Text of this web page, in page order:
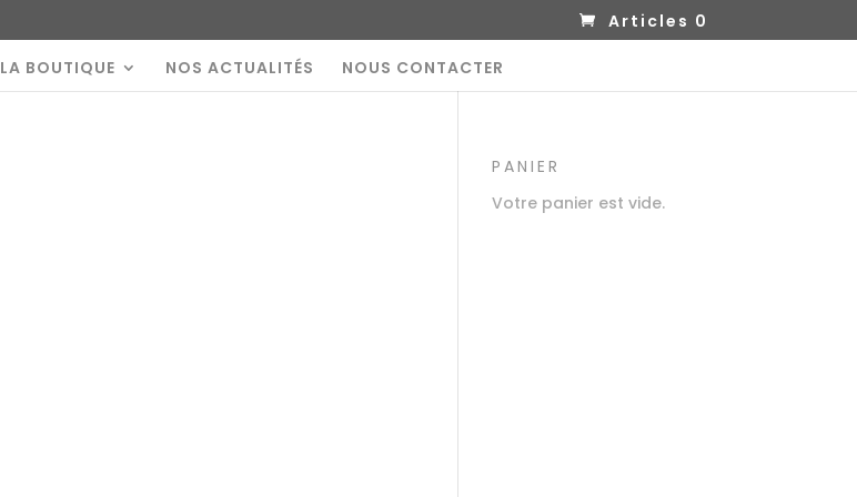
Articles 0
LA BOUTIQUE NOS ACTUALITÉS NOUS CONTACTER
PANIER
Votre panier est vide.